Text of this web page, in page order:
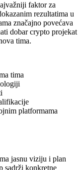
faktor za
rezultatima u
značajno povećava
dobar crypto projekat
tima.
tima
platformama
jasnu viziju i plan
sadrži konkretne